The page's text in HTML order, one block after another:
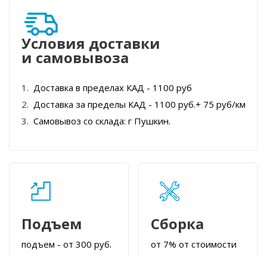
Условия доставки
и самовывоза
Доставка в пределах КАД - 1100 руб
Доставка за пределы КАД - 1100 руб.+ 75 руб/км
Самовывоз со склада: г Пушкин.
Подъем
подъем - от 300 руб.
Сборка
от 7% от стоимости